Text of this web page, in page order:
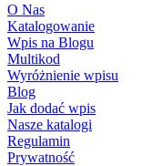
O Nas
Katalogowanie
Wpis na Blogu
Multikod
Wyróżnienie wpisu
Blog
Jak dodać wpis
Nasze katalogi
Regulamin
Prywatność